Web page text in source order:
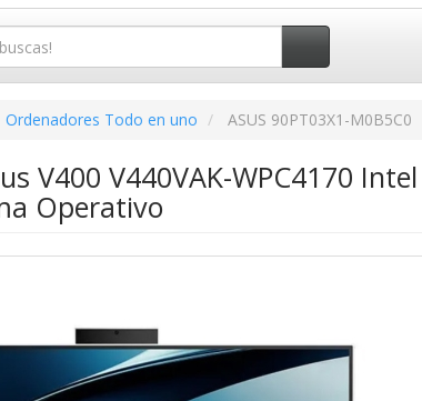
Ordenadores Todo en uno ASUS 90PT03X1-M0B5C0
V400 V440VAK-WPC4170
Operativo